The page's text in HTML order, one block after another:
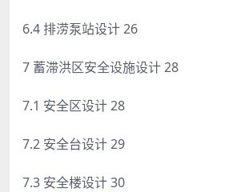
6.4 排涝泵站设计 26
7 蓄滞洪区安全设施设计 28
7.1 安全区设计 28
7.2 安全台设计 29
7.3 安全楼设计 30